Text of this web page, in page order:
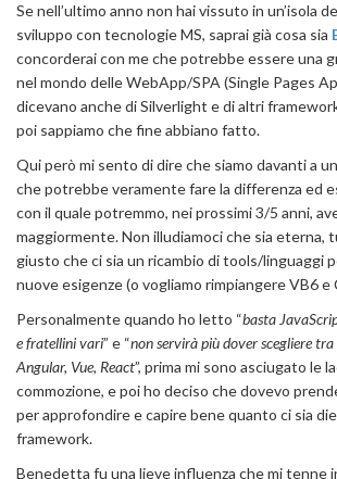
Se nell’ultimo anno non hai vissuto in un’isola
sviluppo con tecnologie MS, saprai già cosa sia
concorderai con me che potrebbe essere una
nel mondo delle WebApp/SPA (Single Pages
dicevano anche di Silverlight e di altri
poi sappiamo che fine abbiano fatto.
Qui però mi sento di dire che siamo davanti a
che potrebbe veramente fare la differenza ed
con il quale potremmo, nei prossimi 3/5 anni,
maggiormente. Non illudiamoci che sia eterna,
giusto che ci sia un ricambio di tools/linguaggi
nuove esigenze (o vogliamo rimpiangere VB6 e
Personalmente quando ho letto “basta
e fratellini vari” e “non servirà più dover scegliere
Angular, Vue, React”, prima mi sono asciugato le
commozione, e poi ho deciso che dovevo
per approfondire e capire bene quanto ci sia
framework.
Benedetta fu una lieve influenza che mi tenne